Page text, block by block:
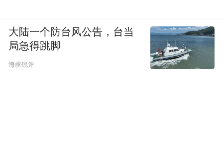
大陆一个防台风公告，台当
局急得跳脚
海峡锐评